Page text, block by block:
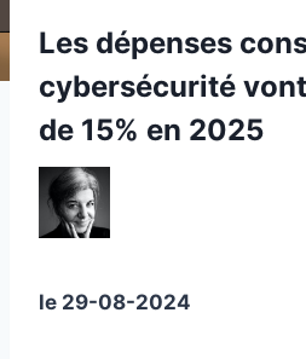
Les dépenses
cybersécurité
de 15% en 2025
le 29-08-2024